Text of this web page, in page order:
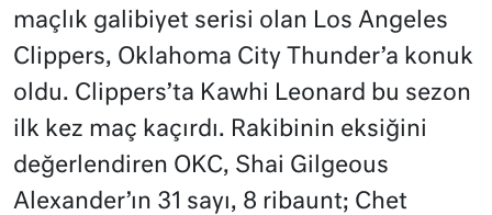
maçlık galibiyet serisi olan Los Angeles
Clippers, Oklahoma City Thunder’a konuk
oldu. Clippers’ta Kawhi Leonard bu sezon
ilk kez maç kaçırdı. Rakibinin eksiğini
değerlendiren OKC, Shai Gilgeous
Alexander’ın 31 sayı, 8 ribaunt; Chet